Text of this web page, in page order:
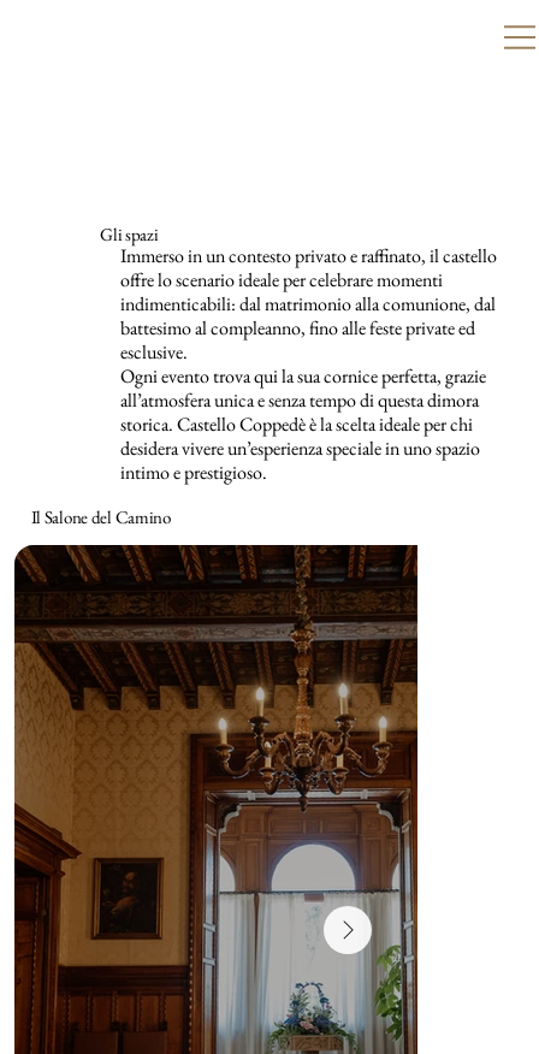
Gli spazi
Immerso in un contesto privato e raffinato, il castello
offre lo scenario ideale per celebrare momenti
indimenticabili: dal matrimonio alla comunione, dal
battesimo al compleanno, fino alle feste private ed
esclusive.
Ogni evento trova qui la sua cornice perfetta, grazie
all’atmosfera unica e senza tempo di questa dimora
storica. Castello Coppedè è la scelta ideale per chi
desidera vivere un’esperienza speciale in uno spazio
intimo e prestigioso.
Il Salone del Camino